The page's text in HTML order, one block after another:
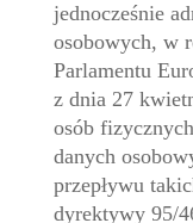
jednocześnie
osobowych, w
Parlamentu
z dnia 27
osób
danych
przepływu
dyrektywy 95/